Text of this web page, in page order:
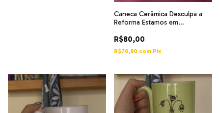
Caneca Cerâmica Desculpa a
Reforma Estamos em
R$80,00
R$76,80 com Pix